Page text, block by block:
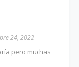
24, 2022
pero muchas